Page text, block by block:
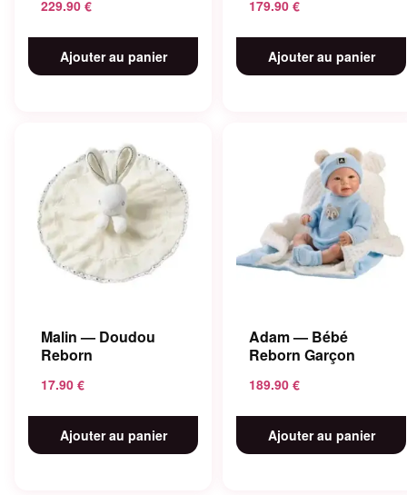
229.90 €
Ajouter au panier
179.90 €
Ajouter au panier
Malin — Doudou
Reborn
17.90 €
Ajouter au panier
Adam — Bébé
Reborn Garçon
189.90 €
Ajouter au panier